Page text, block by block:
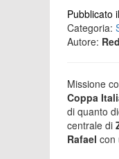
Pubblicato
Categoria:
Autore:
Missione
Coppa
di quanto
centrale di
Rafael con